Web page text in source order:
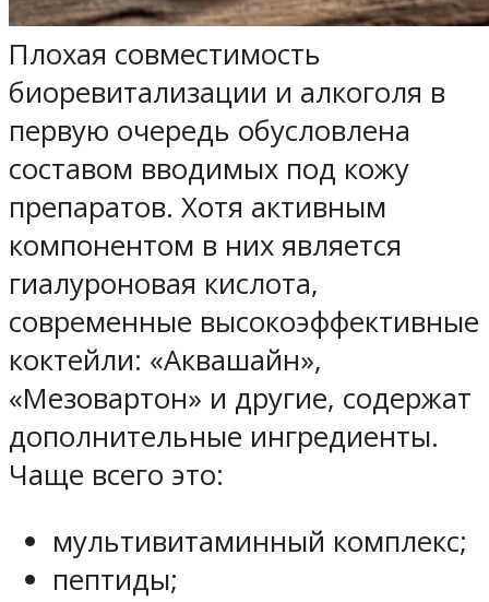
Плохая совместимость
биоревитализации и алкоголя в
первую очередь обусловлена
составом вводимых под кожу
препаратов. Хотя активным
компонентом в них является
гиалуроновая кислота,
современные высокоэффективные
коктейли: «Аквашайн»,
«Мезовартон» и другие, содержат
дополнительные ингредиенты.
Чаще всего это:
мультивитаминный комплекс;
пептиды;